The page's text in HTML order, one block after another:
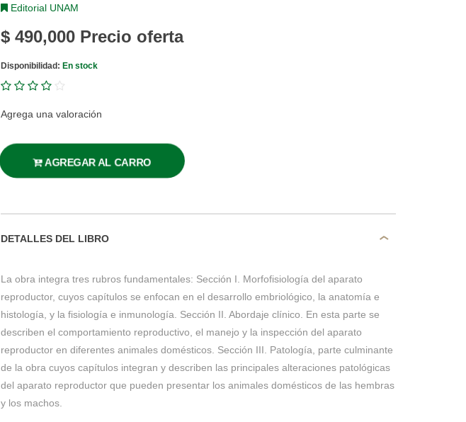
Editorial UNAM
$ 490,000 Precio oferta
Disponibilidad: En stock
Agrega una valoración
AGREGAR AL CARRO
DETALLES DEL LIBRO
La obra integra tres rubros fundamentales: Sección I. Morfofisiología del aparato
reproductor, cuyos capítulos se enfocan en el desarrollo embriológico, la anatomía e
histología, y la fisiología e inmunología. Sección II. Abordaje clínico. En esta parte se
describen el comportamiento reproductivo, el manejo y la inspección del aparato
reproductor en diferentes animales domésticos. Sección III. Patología, parte culminante
de la obra cuyos capítulos integran y describen las principales alteraciones patológicas
del aparato reproductor que pueden presentar los animales domésticos de las hembras
y los machos.